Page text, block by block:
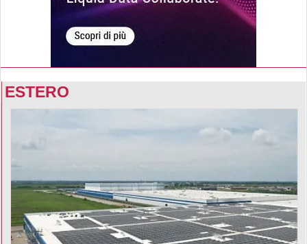
ESTERO